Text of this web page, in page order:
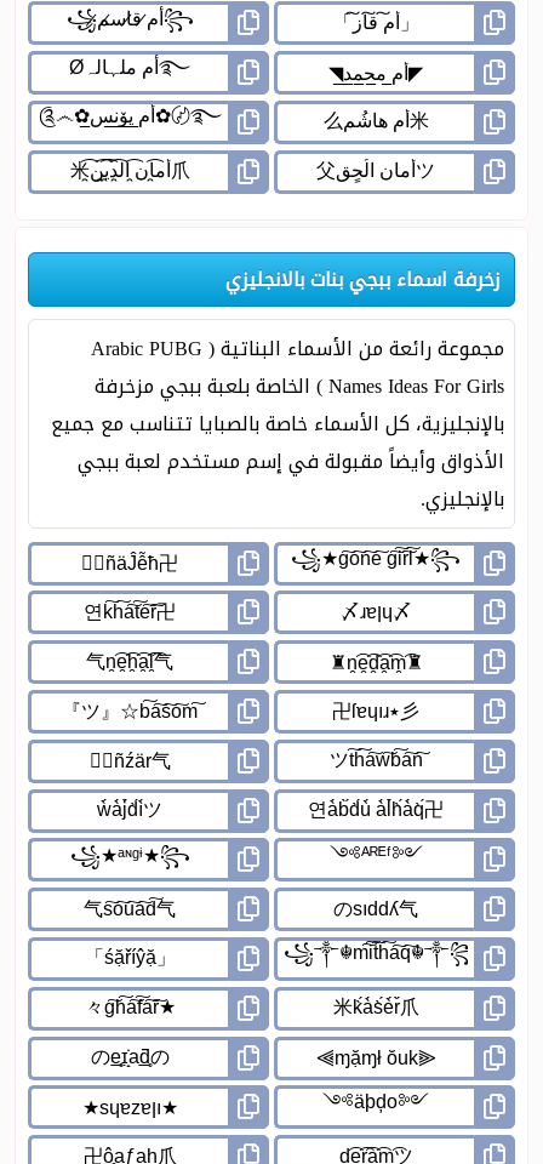
زخرفة اسماء ببجي بنات بالانجليزي
مجموعة رائعة من الأسماء البناتية ( Arabic PUBG
Names Ideas For Girls ) الخاصة بلعبة ببجي مزخرفة
بالإنجليزية، كل الأسماء خاصة بالصبايا تتناسب مع جميع
الأذواق وأيضاً مقبولة في إسم مستخدم لعبة ببجي
بالإنجليزي.